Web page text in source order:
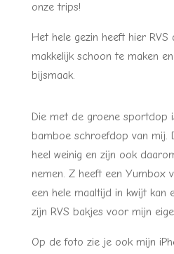
onze trips!
Het hele gezin heeft hier RVS
makkelijk schoon te maken
bijsmaak.
Die met de groene sportdop
bamboe schroefdop van mij.
heel weinig en zijn ook
nemen. Z heeft een Yumbox
een hele maaltijd in kwijt kan
zijn RVS bakjes voor mijn
Op de foto zie je ook mijn